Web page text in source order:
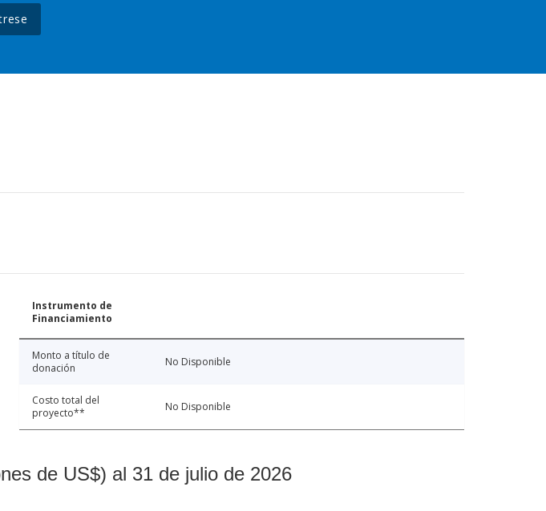
Instrumento de
Financiamiento
Monto a título de
donación
No Disponible
Costo total del
proyecto**
No Disponible
de US$) al 31 de julio de 2026